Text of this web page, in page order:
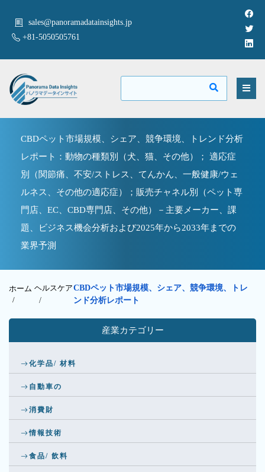
sales@panoramadatainsights.jp
+81-5050505761
CBDペット市場規模、シェア、競争環境、トレンド分析
レポート：動物の種類別（犬、猫、その他）； 適応症
別（関節痛、不安/ストレス、てんかん、一般健康/ウェ
ルネス、その他の適応症）；販売チャネル別（ペット専
門店、EC、CBD専門店、その他）－主要メーカー、課
題、ビジネス機会分析および2025年から2033年までの
業界予測
ホーム
/
ヘルスケア
/
CBDペット市場規模、シェア、競争環境、トレ
ンド分析レポート
産業カテゴリー
化学品/ 材料
自動車の
消費財
情報技術
食品/ 飲料